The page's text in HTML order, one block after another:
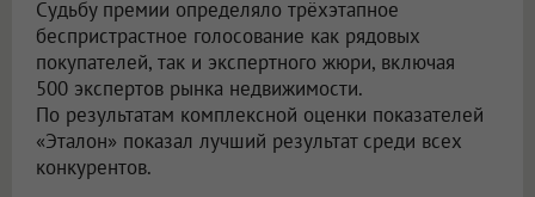
Судьбу премии определяло трёхэтапное
беспристрастное голосование как рядовых
покупателей, так и экспертного жюри, включая
500 экспертов рынка недвижимости.
По результатам комплексной оценки показателей
«Эталон» показал лучший результат среди всех
конкурентов.